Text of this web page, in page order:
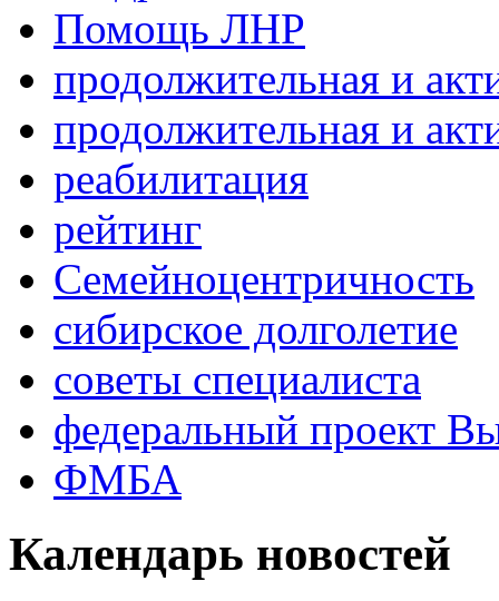
Помощь ЛНР
продолжительная и
продолжительная и
реабилитация
рейтинг
Семейноцентричность
сибирское долголетие
советы специалиста
федеральный проект
ФМБА
Календарь новостей